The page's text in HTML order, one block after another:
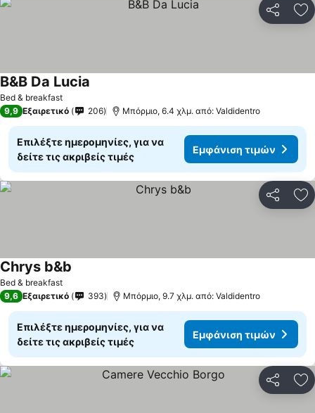
Bed & breakfast
B&B Da Lucia
9,9 Εξαιρετικό 206 Μπόρμιο, 6.4 χλμ. από: Valdidentro
Επιλέξτε ημερομηνίες, για να
δείτε τις ακριβείς τιμές
Εμφάνιση τιμών
Bed & breakfast
Chrys b&b
9,6 Εξαιρετικό 393 Μπόρμιο, 9.7 χλμ. από: Valdidentro
Επιλέξτε ημερομηνίες, για να
δείτε τις ακριβείς τιμές
Εμφάνιση τιμών